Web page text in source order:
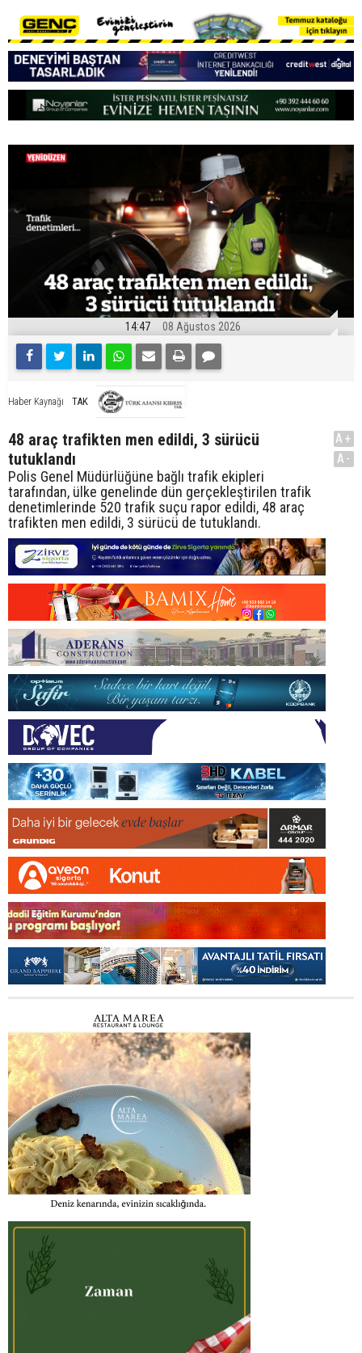
14:47 08 Ağustos 2026
Haber Kaynağı TAK
48 araç trafikten men edildi, 3 sürücü
tutuklandı
Polis Genel Müdürlüğüne bağlı trafik ekipleri
tarafından, ülke genelinde dün gerçekleştirilen trafik
denetimlerinde 520 trafik suçu rapor edildi, 48 araç
trafikten men edildi, 3 sürücü de tutuklandı.
A+
A-